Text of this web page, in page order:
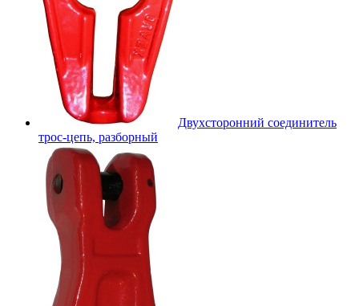
Двухсторонний соединитель
трос-цепь, разборный